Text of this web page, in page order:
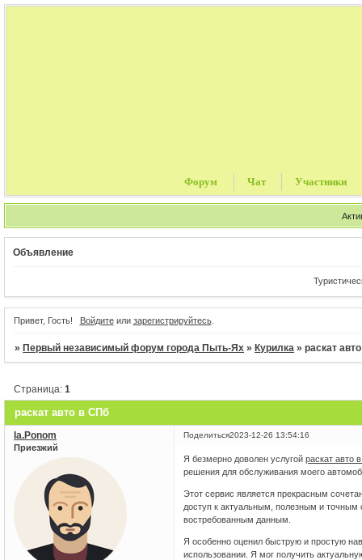
Форум Чат Участники
Объявление
Привет, Гость! Войдитеили зарегистрируйтесь.
»Первый независимый форум города Пыть-Ях »Курилка »раскат
раскат авто в СПб
Страница:1
Поделиться2023-12-26 13:54:16
Ia.Ponom
Приезжий
Я безмерно доволен услугойраскат авто
решения для обслуживания моего
Этот сервис является прекрасным
доступ к актуальным, полезным и точным
востребованным данным.
Я особенно оценил быструю и простую
использовании. Я мог получить